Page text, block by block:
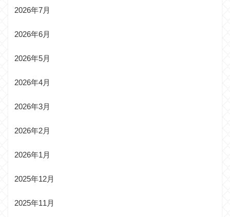
2026年7月
2026年6月
2026年5月
2026年4月
2026年3月
2026年2月
2026年1月
2025年12月
2025年11月